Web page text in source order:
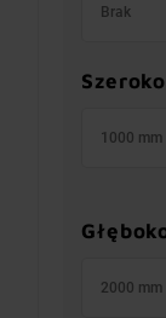
Brak
1000 mm
2000 mm